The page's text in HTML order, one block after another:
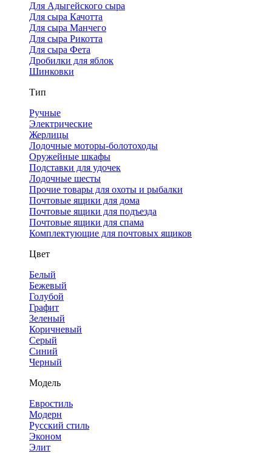
Для Адыгейского сыра
Для сыра Качотта
Для сыра Манчего
Для сыра Рикотта
Для сыра Фета
Дробилки для яблок
Шинковки
Тип
Ручные
Электрические
Жерлицы
Лодочные моторы-болотоходы
Оружейные шкафы
Подставки для удочек
Лодочные шесты
Прочие товары для охоты и рыбалки
Почтовые ящики для дома
Почтовые ящики для подъезда
Почтовые ящики для спама
Комплектующие для почтовых ящиков
Цвет
Белый
Бежевый
Голубой
Графит
Зеленый
Коричневый
Серый
Синий
Черный
Модель
Евростиль
Модерн
Русский стиль
Эконом
Элит